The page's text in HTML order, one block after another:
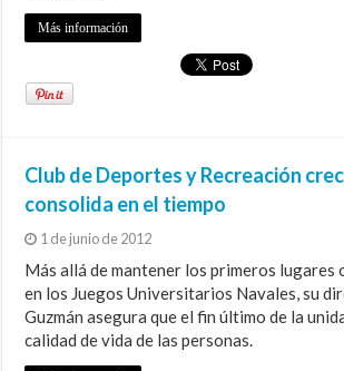
Más información
Club de Deportes y Recreación
consolida en el tiempo
1 de junio de 2012
Más allá de mantener los primeros lugares
en los Juegos Universitarios Navales, su
Guzmán asegura que el fin último de la
calidad de vida de las personas.